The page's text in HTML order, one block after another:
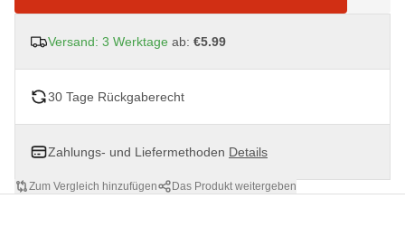
Versand: 3 Werktage ab: €5.99
30 Tage Rückgaberecht
Zahlungs- und Liefermethoden Details
Zum Vergleich hinzufügen Das Produkt weitergeben